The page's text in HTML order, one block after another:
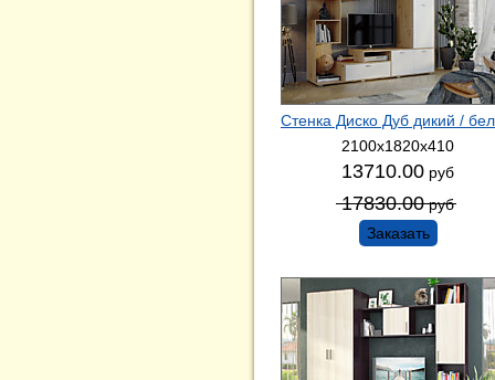
Стенка Диско Дуб дикий /
2100х1820х410
13710.00 руб
17830.00 руб
Заказать